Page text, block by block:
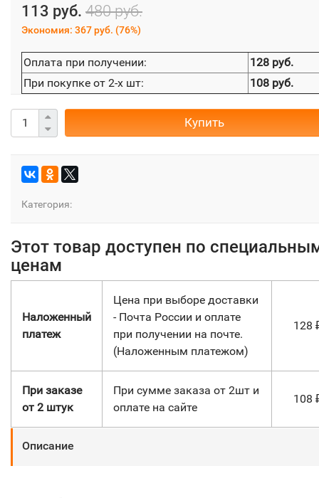
113 руб. 480 руб.
Экономия: 367 руб. (76%)
Оплата при получении:
128 руб.
При покупке от 2-х шт:
108 руб.
Купить
Категория:
Этот товар доступен по
ценам
Наложенный
платеж
Цена при выборе доставки
- Почта России и оплате
при получении на почте.
(Наложенным платежом)
128
При заказе
от 2 штук
При сумме заказа от 2шт и
оплате на сайте
108
Описание